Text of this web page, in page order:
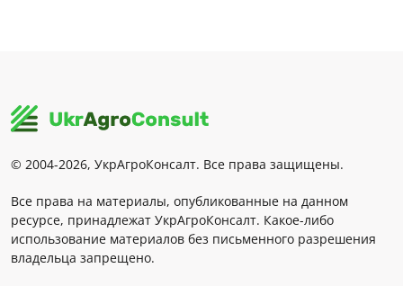
© 2004-2026, УкрАгроКонсалт. Все права защищены.
Все права на материалы, опубликованные на данном
ресурсе, принадлежат УкрАгроКонсалт. Какое-либо
использование материалов без письменного разрешения
владельца запрещено.